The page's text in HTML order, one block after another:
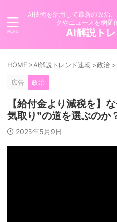
AI技術を活用して最新の政治
クやニュースを網羅
AI解説ト
HOME >AI解説トレンド速報 >政治 >
広告 政治
【給付金より減税を】
気取り”の道を選ぶのか
2025年5月9日